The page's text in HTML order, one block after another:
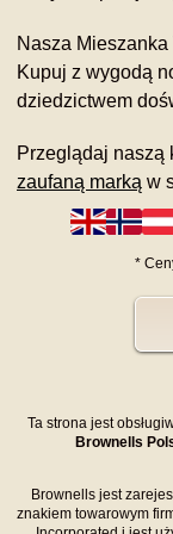
Nasza
Kupuj z wygodą
dziedzictwem
Przeglądaj naszą
zaufaną marką w
*
Ta strona jest
Brownells
Brownells jest
znakiem towarowym